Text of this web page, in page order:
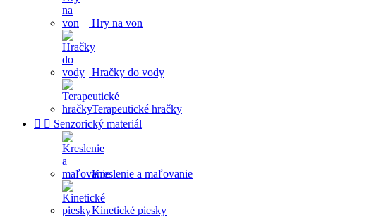
Hry na von
Hračky do vody
Terapeutické hračky
  Senzorický materiál
Kreslenie a maľovanie
Kinetické piesky